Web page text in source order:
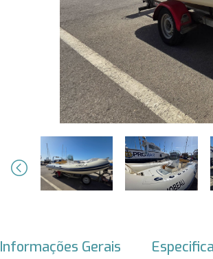
Previous
Informações Gerais